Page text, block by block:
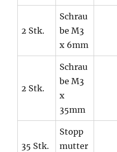
2 Stk.
Schrau
be M3
x 6mm
2 Stk.
Schrau
be M3
x
35mm
35 Stk.
Stopp
mutter